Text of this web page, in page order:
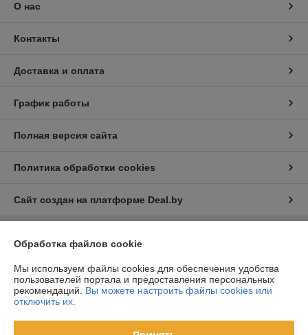
О нас
Контакты
Доставка и оплата
График работы
Полная версия сайта
Политика обработки cookies
Сайт создан на платформе Deal.by
Информация для покупателя
Юридическое лицо:ООО «ФилФар Технолоджи»
220036, г. Минск, ул. Западная, д.13, к.519
Регистрационный номер ЕГР: 192123248
УНП: 192123248
Обработка файлов cookie
Мы используем файлы cookies для обеспечения удобства
пользователей портала и предоставления персональных
рекомендаций. Вы можете настроить файлы cookies или
отключить их.